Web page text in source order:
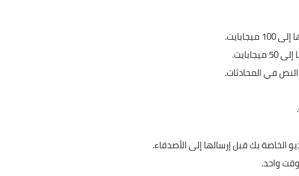
الخاصة بك قبل إرسالها إلى الأصدقاء.
واحد.